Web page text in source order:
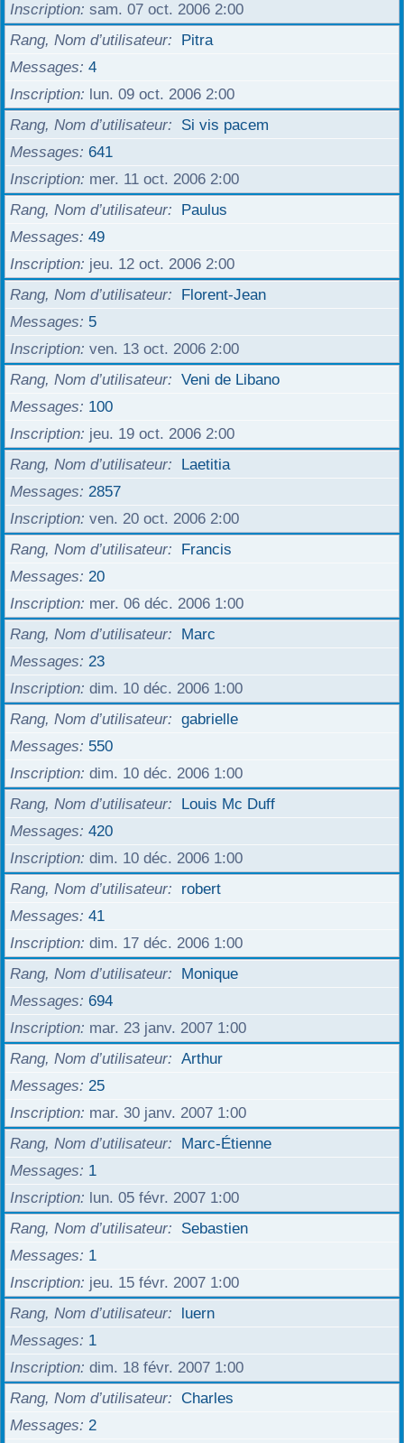
Inscription sam. 07 oct. 2006 2:00
Rang, Nom d’utilisateur
Pitra
Messages
4
Inscription
lun. 09 oct. 2006 2:00
Rang, Nom d’utilisateur
Si vis pacem
Messages
641
Inscription
mer. 11 oct. 2006 2:00
Rang, Nom d’utilisateur
Paulus
Messages
49
Inscription
jeu. 12 oct. 2006 2:00
Rang, Nom d’utilisateur
Florent-Jean
Messages
5
Inscription ven. 13 oct. 2006 2:00
Rang, Nom d’utilisateur
Veni de Libano
Messages
100
Inscription
jeu. 19 oct. 2006 2:00
Rang, Nom d’utilisateur
Laetitia
Messages
2857
Inscription ven. 20 oct. 2006 2:00
Rang, Nom d’utilisateur
Francis
Messages
20
Inscription
mer. 06 déc. 2006 1:00
Rang, Nom d’utilisateur
Marc
Messages
23
Inscription dim. 10 déc. 2006 1:00
Rang, Nom d’utilisateur
gabrielle
Messages
550
Inscription dim. 10 déc. 2006 1:00
Rang, Nom d’utilisateur
Louis Mc Duff
Messages
420
Inscription dim. 10 déc. 2006 1:00
Rang, Nom d’utilisateur
robert
Messages
41
Inscription dim. 17 déc. 2006 1:00
Rang, Nom d’utilisateur
Monique
Messages
694
Inscription
mar. 23 janv. 2007 1:00
Rang, Nom d’utilisateur
Arthur
Messages
25
Inscription
mar. 30 janv. 2007 1:00
Rang, Nom d’utilisateur
Marc-Étienne
Messages
1
Inscription
lun. 05 févr. 2007 1:00
Rang, Nom d’utilisateur
Sebastien
Messages
1
Inscription
jeu. 15 févr. 2007 1:00
Rang, Nom d’utilisateur
luern
Messages
1
Inscription dim. 18 févr. 2007 1:00
Rang, Nom d’utilisateur
Charles
Messages
2